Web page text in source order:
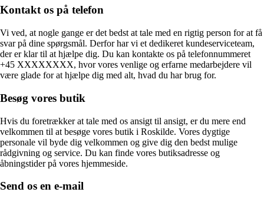
Kontakt os på telefon
Vi ved, at nogle gange er det bedst at tale med en rigtig person for at få
svar på dine spørgsmål. Derfor har vi et dedikeret kundeserviceteam,
der er klar til at hjælpe dig. Du kan kontakte os på telefonnummeret
+45 XXXXXXXX, hvor vores venlige og erfarne medarbejdere vil
være glade for at hjælpe dig med alt, hvad du har brug for.
Besøg vores butik
Hvis du foretrækker at tale med os ansigt til ansigt, er du mere end
velkommen til at besøge vores butik i Roskilde. Vores dygtige
personale vil byde dig velkommen og give dig den bedst mulige
rådgivning og service. Du kan finde vores butiksadresse og
åbningstider på vores hjemmeside.
Send os en e-mail